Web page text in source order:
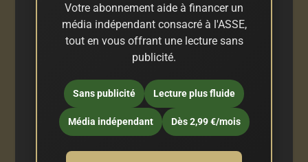
Votre abonnement aide à financer un
média indépendant consacré à l'ASSE,
tout en vous offrant une lecture sans
publicité.
Sans publicité Lecture plus fluide
Média indépendant Dès 2,99 €/mois